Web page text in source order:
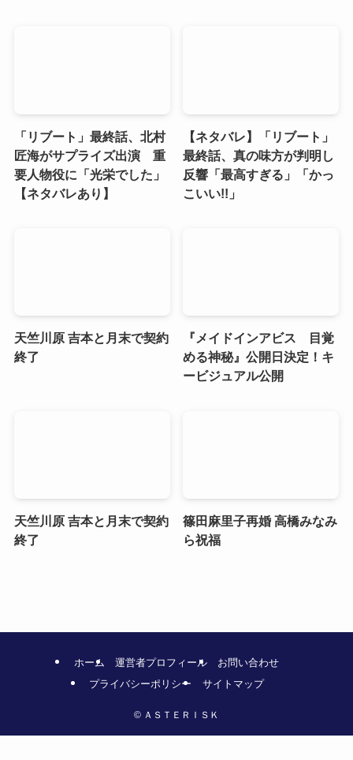
「リブート」最終話、北村
匠海がサプライズ出演 重
要人物役に「光栄でした」
【ネタバレあり】
【ネタバレ】「リブート」
最終話、真の味方が判明し
反響「最高すぎる」「かっ
こいい!!」
天竺川原 吉本と月末で契約
終了
『メイドインアビス 目覚
める神秘』公開日決定！キ
ービジュアル公開
天竺川原 吉本と月末で契約
終了
篠田麻里子再婚 高橋みなみ
ら祝福
ホーム 運営者プロフィール
お問い合わせ
プライバシーポリシー
サイトマップ
© ＡＳＴＥＲＩＳＫ